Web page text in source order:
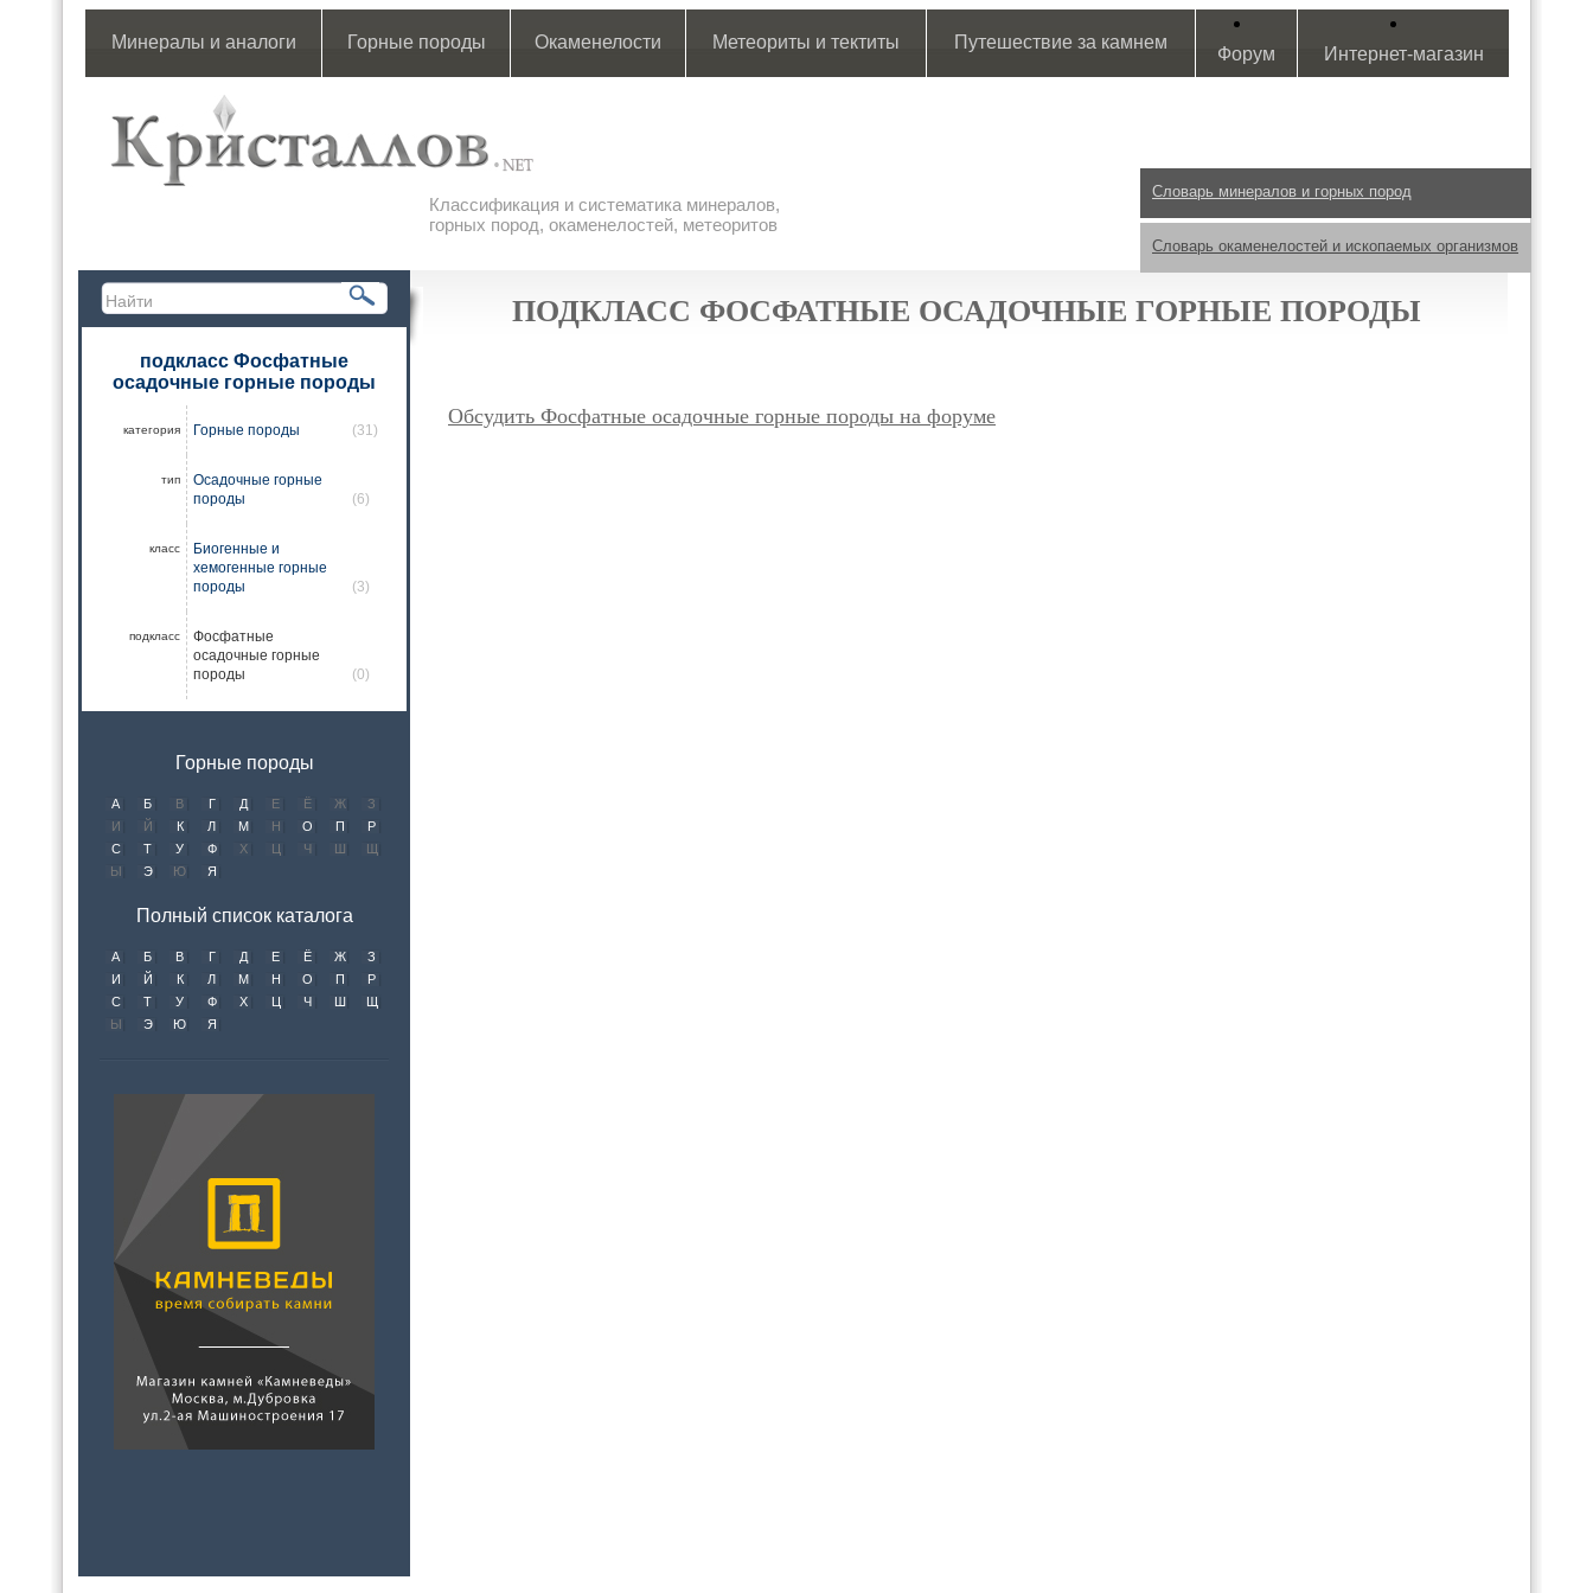
Минералы и аналоги Горные породы Окаменелости Метеориты и тектиты Путешествие за камнем
Форум Интернет-магазин
Классификация и систематика минералов,
горных пород, окаменелостей, метеоритов
Словарь минералов и горных пород
Словарь окаменелостей и ископаемых организмов
подкласс Фосфатные
осадочные горные породы
категория Горные породы (31)
тип
Осадочные горные
породы
(6)
класс
Биогенные и
хемогенные горные
породы
(3)
подкласс
Фосфатные
осадочные горные
породы
(0)
Горные породы
А Б В Г Д Е Ё Ж
З
И
Й К Л М Н О П
Р
С
Т У Ф Х Ц Ч Ш
Щ
Ы
Э Ю Я
Полный список каталога
А Б В Г Д Е Ё Ж
З
И
Й К Л М Н О П
Р
С
Т У Ф Х Ц Ч Ш
Щ
Ы
Э Ю Я
ПОДКЛАСС ФОСФАТНЫЕ ОСАДОЧНЫЕ ГОРНЫЕ ПОРОДЫ
Обсудить Фосфатные осадочные горные породы на форуме